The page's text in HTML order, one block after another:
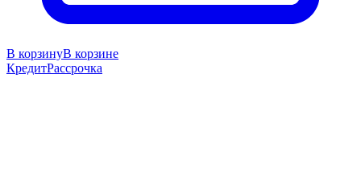
В корзинуВ корзине
КредитРассрочка